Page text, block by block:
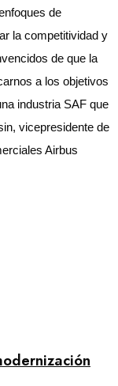
de
la competitividad y
de que la
a los objetivos
industria SAF que
vicepresidente de
Airbus